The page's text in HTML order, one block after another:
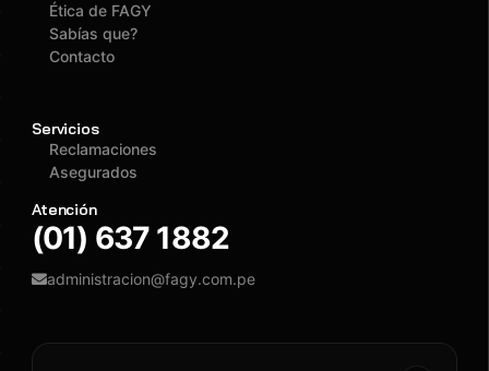
Ética de FAGY
Sabías que?
Contacto
Servicios
Reclamaciones
Asegurados
Atención
(01) 637 1882
administracion@fagy.com.pe